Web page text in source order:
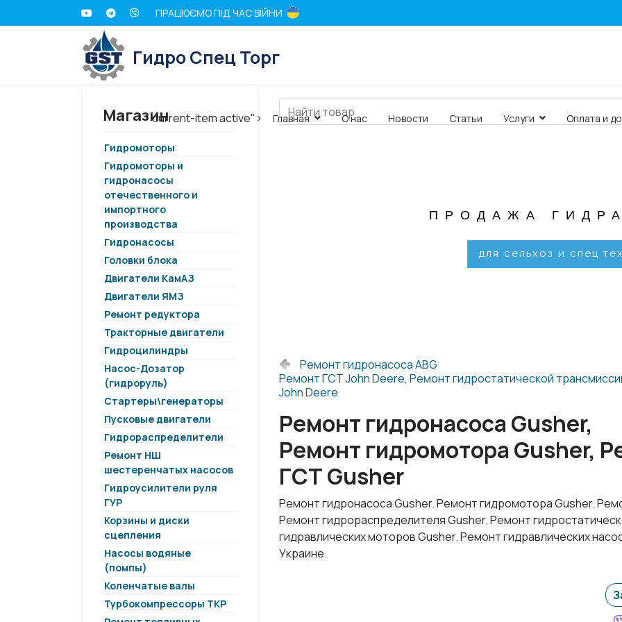
ПРАЦЮЄМО ПІД ЧАС ВІЙНИ
Гидро Спец Торг
current-item active"> Главная О нас Новости Статьи Услуги Оплата и
Магазин
Гидромоторы
Гидромоторы и
гидронасосы
отечественного и
импортного
производства
Гидронасосы
Головки блока
Двигатели КамАЗ
Двигатели ЯМЗ
Ремонт редуктора
Тракторные двигатели
Гидроцилиндры
Насос-Дозатор
(гидроруль)
Стартеры\генераторы
Пусковые двигатели
Гидрораспределители
Ремонт НШ
шестеренчатых насосов
Гидроусилители руля
ГУР
Корзины и диски
сцепления
Насосы водяные
(помпы)
Коленчатые валы
Турбокомпрессоры ТКР
ПРОДАЖА
для сельхоз и спец
Ремонт гидронасоса ABG
Ремонт ГСТ John Deere, Ремонт гидростатической
John Deere
Ремонт гидронасоса Gusher,
Ремонт гидромотора Gusher,
ГСТ Gusher
Ремонт гидронасоса Gusher. Ремонт гидромотора Gusher.
Ремонт гидрораспределителя Gusher. Ремонт
гидравлических моторов Gusher. Ремонт гидравлических
Украине.